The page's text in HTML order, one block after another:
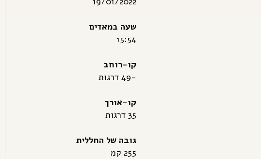
שעה במאדים
15:54
קו-רוחב
-49 דרגות
קו-אורך
35 דרגות
גובה של החללית
255 קמ